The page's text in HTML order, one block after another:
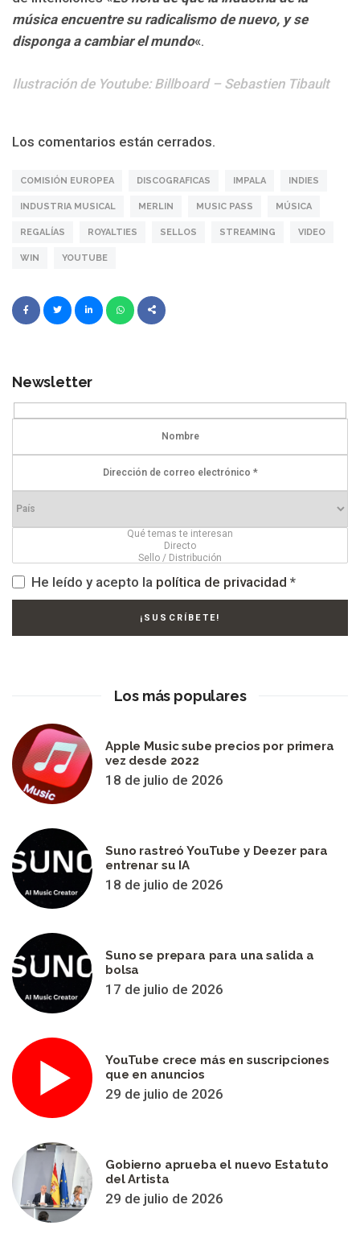
música encuentre su radicalismo de nuevo, y se
disponga a cambiar el mundo«.
Ilustración de Youtube: Billboard – Sebastien Tibault
Los comentarios están cerrados.
COMISIÓN EUROPEA DISCOGRAFICAS IMPALA INDIES
INDUSTRIA MUSICAL MERLIN MUSIC PASS MÚSICA
REGALÍAS ROYALTIES SELLOS STREAMING VIDEO
WIN YOUTUBE
Newsletter
He leído y acepto la política de privacidad *
Los más populares
Apple Music sube precios por primera
vez desde 2022
18 de julio de 2026
Suno rastreó YouTube y Deezer para
entrenar su IA
18 de julio de 2026
Suno se prepara para una salida a
bolsa
17 de julio de 2026
YouTube crece más en suscripciones
que en anuncios
29 de julio de 2026
Gobierno aprueba el nuevo Estatuto
del Artista
29 de julio de 2026